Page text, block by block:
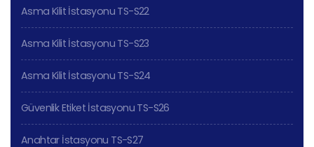
Asma Kilit İstasyonu TS-S22
Asma Kilit İstasyonu TS-S23
Asma Kilit İstasyonu TS-S24
Güvenlik Etiket İstasyonu TS-S26
Anahtar İstasyonu TS-S27